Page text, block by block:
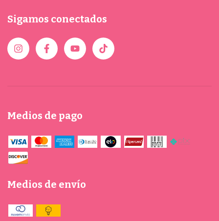
Sigamos conectados
Medios de pago
Medios de envío